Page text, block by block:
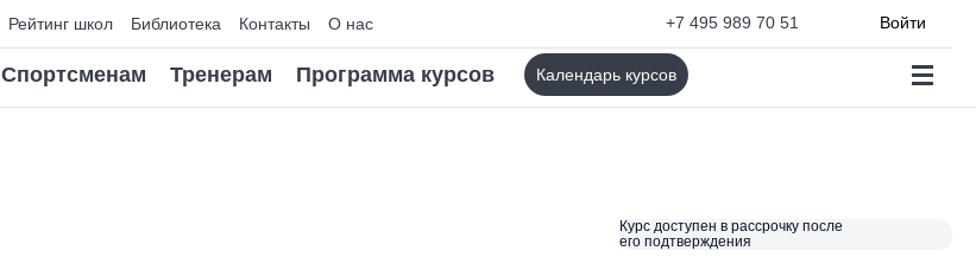
Рейтинг школ Библиотека Контакты О нас +7 495 989 70 51 Войти
Спортсменам Тренерам Программа курсов Календарь курсов
Курс доступен в рассрочку после
его подтверждения